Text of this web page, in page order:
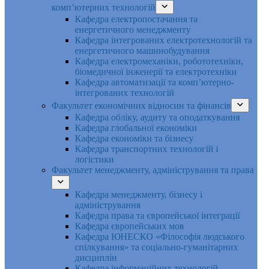
комп’ютерних технологій
Кафедра електропостачання та
енергетичного менеджменту
Кафедра інтегрованих електротехнологій та
енергетичного машинобудування
Кафедра електромеханіки, робототехніки,
біомедичної інженерії та електротехніки
Кафедра автоматизації та комп’ютерно-
інтегрованих технологій
Факультет економічних відносин та фінансів
Кафедра обліку, аудиту та оподаткування
Кафедра глобальної економіки
Кафедра економіки та бізнесу
Кафедра транспортних технологій і
логістики
Факультет менеджменту, адміністрування та права
Кафедра менеджменту, бізнесу і
адміністрування
Кафедра права та європейської інтеграції
Кафедра європейських мов
Кафедра ЮНЕСКО «Філософія людського
спілкування» та соціально-гуманітарних
дисциплін